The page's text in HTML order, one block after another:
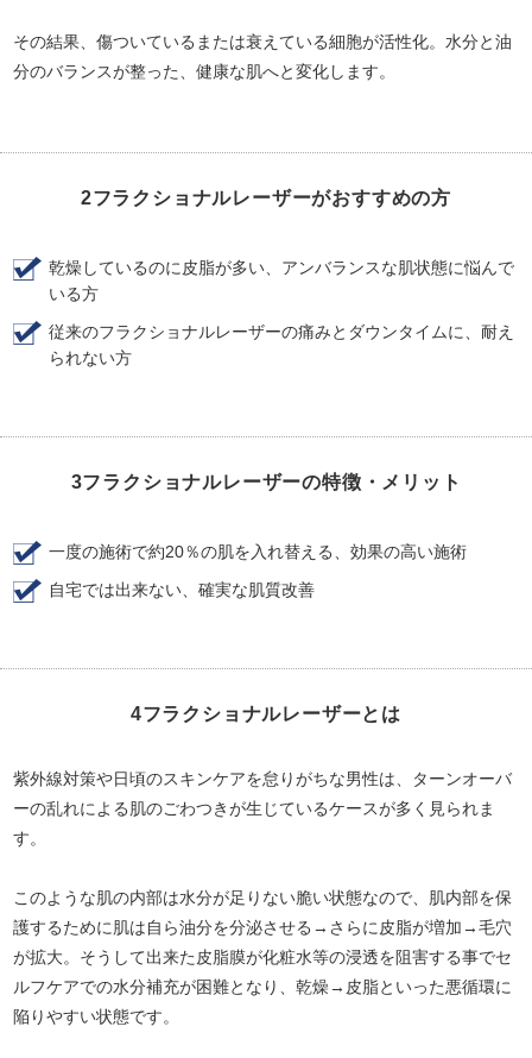
その結果、傷ついているまたは衰えている細胞が活性化。水分と油
分のバランスが整った、健康な肌へと変化します。
2フラクショナルレーザーがおすすめの方
乾燥しているのに皮脂が多い、アンバランスな肌状態に悩んで
いる方
従来のフラクショナルレーザーの痛みとダウンタイムに、耐え
られない方
3フラクショナルレーザーの特徴・メリット
一度の施術で約20％の肌を入れ替える、効果の高い施術
自宅では出来ない、確実な肌質改善
4フラクショナルレーザーとは
紫外線対策や日頃のスキンケアを怠りがちな男性は、ターンオーバ
ーの乱れによる肌のごわつきが生じているケースが多く見られま
す。
このような肌の内部は水分が足りない脆い状態なので、肌内部を保
護するために肌は自ら油分を分泌させる→さらに皮脂が増加→毛穴
が拡大。そうして出来た皮脂膜が化粧水等の浸透を阻害する事でセ
ルフケアでの水分補充が困難となり、乾燥→皮脂といった悪循環に
陥りやすい状態です。